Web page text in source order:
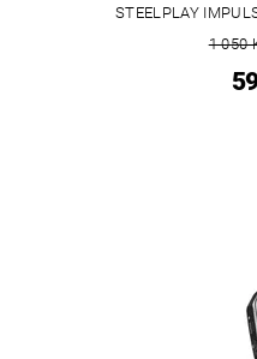
STEELPLAY
1 050